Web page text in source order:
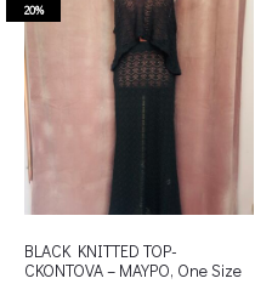
20%
BLACK KNITTED TOP-
CKONTOVA – ΜΑΥΡΟ, One Size